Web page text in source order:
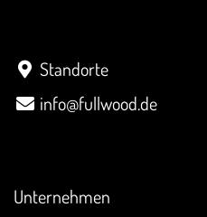
Standorte
info@fullwood.de
Unternehmen